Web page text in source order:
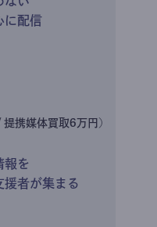
に配信
携媒体買取6万円)
報を
援者が集まる